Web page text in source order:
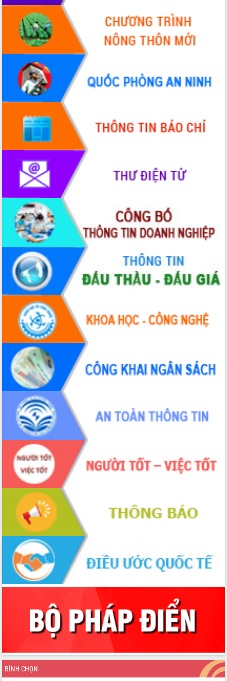
Thứ trưởng Bộ Y tế làm việc với tỉnh
Đắk Lắk về phát triển nhân lực y tế
cho trạm y tế cấp xã
Du lịch Đắk Lắk nâng tầm trải nghiệm
du khách thông qua Hệ thống cơ sở dữ
liệu và Bản đồ số
Tập huấn ứng dụng trí tuệ nhân tạo (AI)
trong thương mại điện tử năm 2026
Đoàn đại biểu Quốc hội tỉnh Đắk Lắk
trao đổi thông tin trước Kỳ họp thứ
nhất, Quốc hội khóa XVI
Quyết liệt cải cách hành chính, khơi
thông nguồn lực phát triển
Nâng cao hiệu lực, hiệu quả HĐND
tỉnh thông qua hiện đại hóa hành chính
Xã Ea Phê gắn cải cách hành chính với
chuyển đổi số
Phó Chủ tịch Thường trực UBND tỉnh
Hồ Thị Nguyên Thảo làm việc tại Trung
tâm Phục vụ hành chính công xã Ea
Phê
Xây dựng nền hành chính số đồng
hành cùng nông dân dân, doanh nghiệp
Giai đoạn 2026-2030, Đắk Lắk phấn
đấu có 77% xã đạt chuẩn nông thôn
mới
Chuyển đổi số 'mở đường' cho nông
nghiệp Đắk Lắk tăng trưởng bứt phá
Triển khai đồng bộ đo đạc, lập hồ sơ
địa chính, hoàn thiện cơ sở dữ liệu đất
Ứng dụng sinh trắc học - Bước tiến
trong hành trình chuyển đổi số tại Đắk
Lắk
Đắk Lắk nâng cao hiệu quả công tác
Đảng từ Sổ tay đảng viên điện tử
Đắk Lắk đẩy mạnh nuôi biển công
nghệ, hướng tới phát triển thủy sản
bền vững
Tập huấn nâng cao năng lực triển khai
chuyển đổi số cho cán bộ, công chức
cấp xã
Đắk Lắk phát động hưởng ứng Ngày
Quyền của người tiêu dùng Việt Nam
Đẩy mạnh cải cách hành chính, quyết
tâm đạt được mục tiêu tăng trưởng
hai con số trong năm 2026
Tổ chức trang trọng Lễ hội Đền thờ
Lương Văn Chánh năm 2026
Phó Bí thư Tỉnh ủy Đắk Lắk Đỗ Hữu
Huy giữ chức Bí thư Đảng ủy Ủy Ban
Nhân dân tỉnh
Bệnh án điện tử thúc đẩy chuyển đổi
số y tế tại Đắk Lắk
Chuyển đổi số thư viện: Mở rộng
không gian tri thức trong thời đại số
Đánh giá, rút kinh nghiệm công tác tổ
Chương trình “Gặp gỡ hữu nghị –
Friendship Meeting New Year 2026”
BÌNH CHỌN